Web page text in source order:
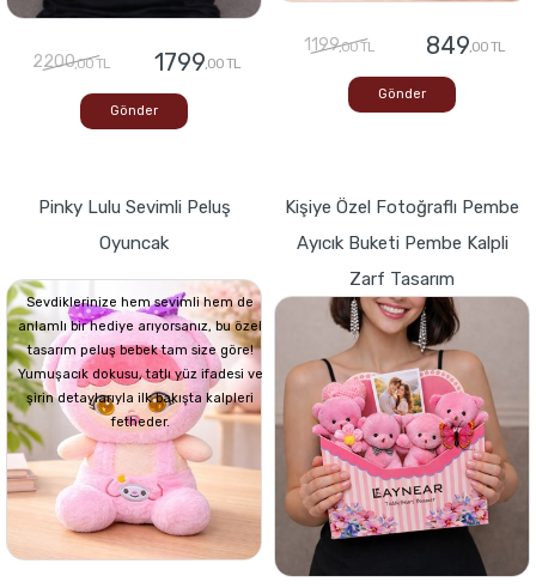
2200,00 TL 1799,00 TL
Gönder
1199,00 TL 849,00 TL
Gönder
Pinky Lulu Sevimli Peluş
Oyuncak
Sevdiklerinize hem sevimli hem de
anlamlı bir hediye arıyorsanız, bu özel
tasarım peluş bebek tam size göre!
Yumuşacık dokusu, tatlı yüz ifadesi ve
şirin detaylarıyla ilk bakışta kalpleri
fetheder.
Kişiye Özel Fotoğraflı Pembe
Ayıcık Buketi Pembe Kalpli
Zarf Tasarım